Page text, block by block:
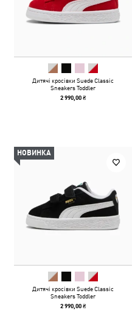
Дитячі кросівки Suede Classic
Sneakers Toddler
2 990,00 ₴
НОВИНКА
Дитячі кросівки Suede Classic
Sneakers Toddler
2 990,00 ₴